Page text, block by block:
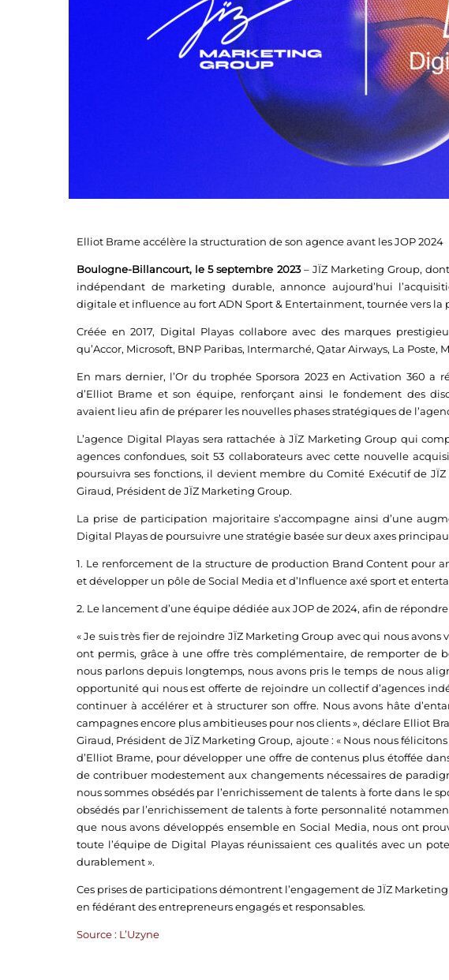
Elliot Brame accélère la structuration de son agence avant les JOP 2024
Boulogne-Billancourt, le 5 septembre 2023– JÏZ Marketing Group,
indépendant de marketing durable, annonce aujourd’hui
digitale et influence au fort ADN Sport & Entertainment, tournée vers la
Créée en 2017, Digital Playas collabore avec des marques
qu’Accor, Microsoft, BNP Paribas, Intermarché, Qatar Airways, La Poste,
En mars dernier, l’Or du trophée Sporsora 2023 en Activation 360 a
d’Elliot Brame et son équipe, renforçant ainsi le fondement des
avaient lieu afin de préparer les nouvelles phases stratégiques de
L’agence Digital Playas sera rattachée à JÏZ Marketing Group qui
agences confondues, soit 53 collaborateurs avec cette nouvelle
poursuivra ses fonctions, il devient membre du Comité Exécutif de
Giraud, Président de JÏZ Marketing Group.
La prise de participation majoritaire s’accompagne ainsi d’une
Digital Playas de poursuivre une stratégie basée sur deux axes
1. Le renforcement de la structure de production Brand Content pour
et développer un pôle de Social Media et d’Influence axé sport et
2. Le lancement d’une équipe dédiée aux JOP de 2024, afin de
« Je suis très fier de rejoindre JÏZ Marketing Group avec qui nous
ont permis, grâce à une offre très complémentaire, de remporter de
nous parlons depuis longtemps, nous avons pris le temps de nous
opportunité qui nous est offerte de rejoindre un collectif d’agences
continuer à accélérer et à structurer son offre. Nous avons hâte
campagnes encore plus ambitieuses pour nos clients », déclare Elliot
Giraud, Président de JÏZ Marketing Group, ajoute : « Nous nous
d’Elliot Brame, pour développer une offre de contenus plus étoffée
de contribuer modestement aux changements nécessaires de
nous sommes obsédés par l’enrichissement de talents à forte dans le
obsédés par l’enrichissement de talents à forte personnalité
que nous avons développés ensemble en Social Media, nous ont
toute l’équipe de Digital Playas réunissaient ces qualités avec un
durablement ».
Ces prises de participations démontrent l’engagement de JÏZ
en fédérant des entrepreneurs engagés et responsables.
Source : L’Uzyne